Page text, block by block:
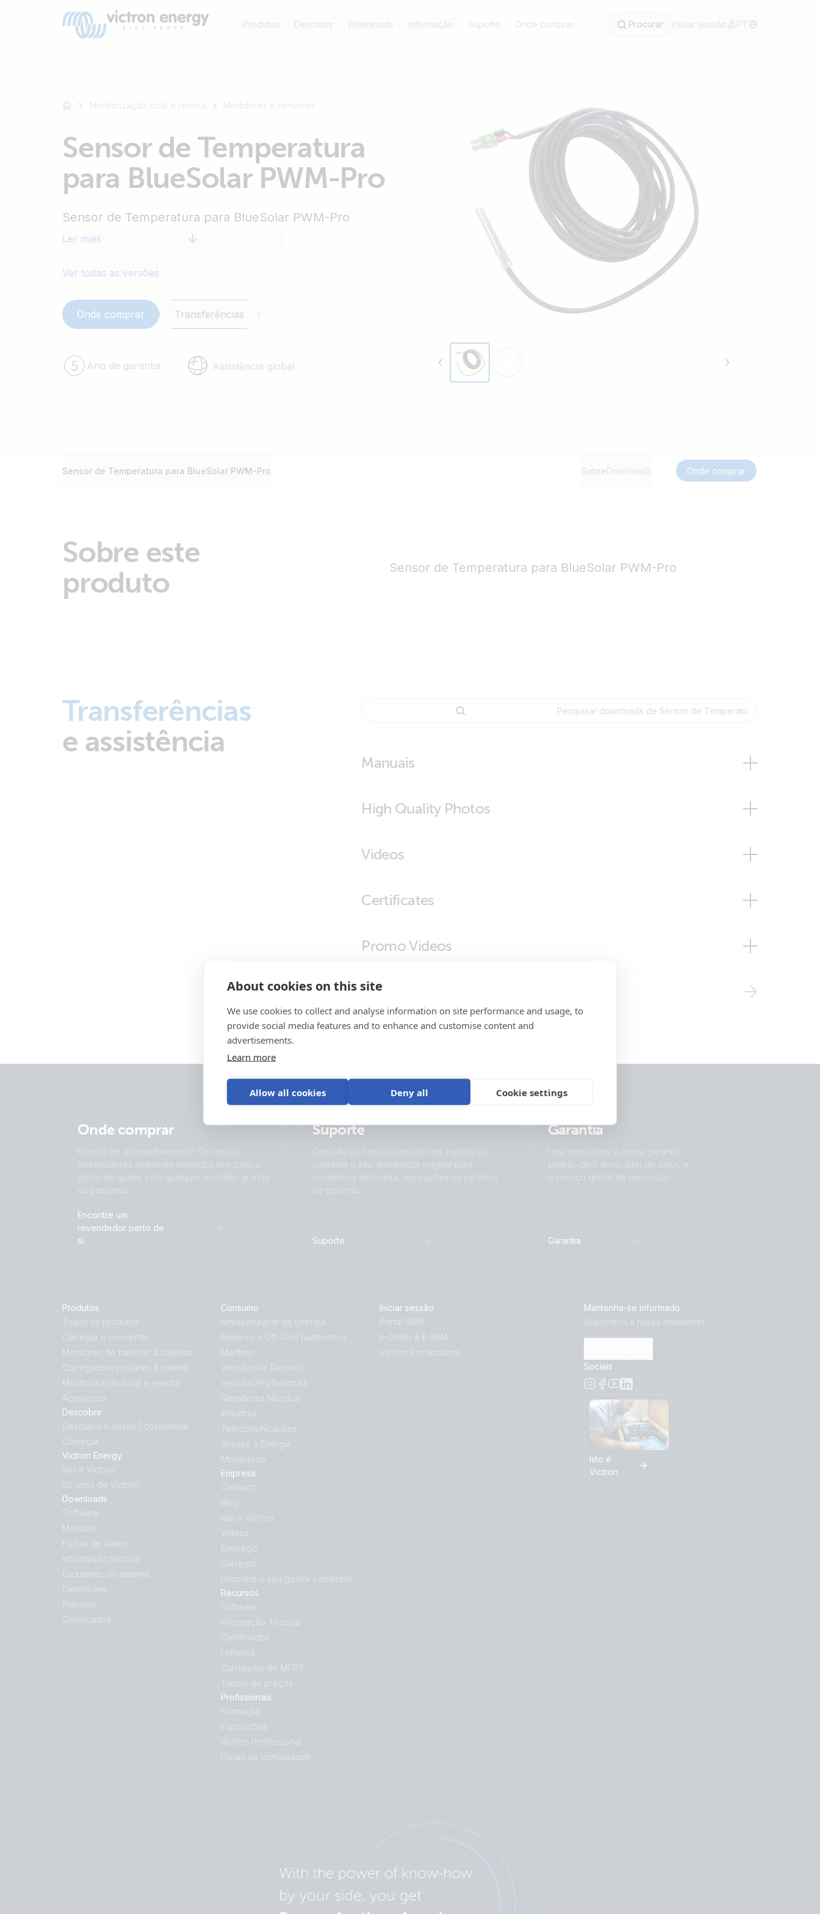
About cookies on this site
We use cookies to collect and analyse information on site performance and usage, to
provide social media features and to enhance and customise content and
advertisements.
Learn more
Allow all cookies Deny all Cookie settings
Produtos Descobrir Downloads Informação Suporte Onde comprar Procurar Iniciar sessão PT
Monitorização local e remota Medidores e sensores
Sensor de Temperatura
para BlueSolar PWM-Pro
Sensor de Temperatura para BlueSolar PWM-Pro
Ler mais
Ver todas as versões
Onde comprar Transferências
Ano de garantia Assistência global
Sensor de Temperatura para BlueSolar PWM-Pro SobreDownloads Onde comprar
Sobre este
produto
Sensor de Temperatura para BlueSolar PWM-Pro
Transferências
e assistência
Manuais
High Quality Photos
Videos
Certificates
Promo Videos
Assistência do produto
Onde comprar
Precisa de aconselhamento? Os nossos
distribuidores altamente treinados têm todo o
gosto em ajudar com qualquer questão, grande
ou pequena.
Encontre um
revendedor perto de
si
Suporte
Consulte os nossos recursos de suporte ou
contacte o seu distribuidor original para
assistência dedicada, reparações ou pedidos
de garantia.
Suporte
Garantia
Leia mais sobre a nossa garantia
padrão de 5 anos, líder do setor, e
o serviço global de reparação.
Garantia
Produtos
Todos os produtos
Carregar e converter
Monitores de baterias & baterias
Carregadores solares & painéis
Monitorização local e remota
Acessórios
Descobrir
Descubra o nosso Ecossistema
Começar
Victron Energy
Isto é Victron
50 anos de Victron
Downloads
Software
Manuais
Fichas de dados
Informação técnica
Esquemas do sistema
Dimensões
Folhetos
Certificados
Consumo
Armazenagem de Energia
Reserva e Off-Grid (autonomo)
Marítimo
Veículos de Recreio
Veículos Profissionais
Geradores híbridos
Industrial
Telecomunicações
Acesso à Energia
Mobilidade
Empresa
Contacto
Blog
Isto é Victron
Vídeos
Emprego
Carregar
Encontre o seu gestor comercial
Recursos
Software
Informação Técnica
Certificados
Folhetos
Calculador de MPPT
Tabela de preços
Profissionais
Formação
Exposições
Victron Professional
Fórum da comunidade
Iniciar sessão
Portal VRM
E-Order & E-RMA
Victron Professional
Mantenha-se informado
Subscreva a nossa newsletter
Sociais
Isto é
Victron